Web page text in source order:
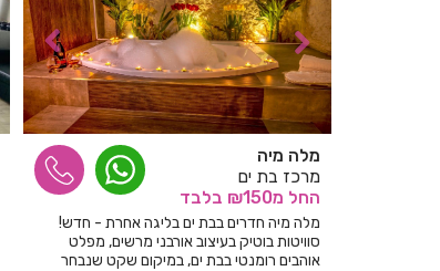
מלה מיה
מרכז בת ים
החל מ₪150 בלבד
מלה מיה חדרים בבת ים בליגה אחרת - חדש!
סוויטות בוטיק בעיצוב אורבני מרשים, מפלט
אוהבים רומנטי בבת ים, במיקום שקט שנבחר